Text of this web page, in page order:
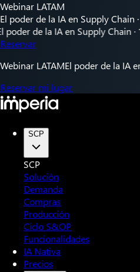
Webinar LATAM
El poder de la IA en Supply Chain
de la IA en Supply Chain · 11
Reservar
Webinar LATAMEl poder de la IA
Reservar mi lugar
SCP
SCP
Solución
Demanda
Compras
Producción
Ciclo S&OP
Funcionalidades
IA Nativa
Precios